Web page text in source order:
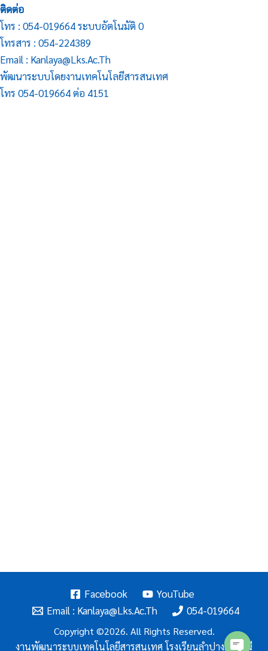
ติดต่อ
โทร : 054-019664 ระบบอัตโนมัติ 0
โทรสาร : 054-224389
Email : Kanlaya@lks.ac.th
พัฒนาระบบโดยงานเทคโนโลยีสารสนเทศ
โทร 054-019664 ต่อ 4151
Facebook
YouTube
Email : Kanlaya@lks.ac.th
054-019664
Copyright ©2026. All Rights Reserved.
งานพัฒนาระบบเทคโนโลยีสารสนเทศ โรงเรียนลำปางกัลยาณี